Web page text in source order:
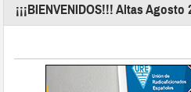
¡¡¡BIENVENIDOS!!! Altas Agosto